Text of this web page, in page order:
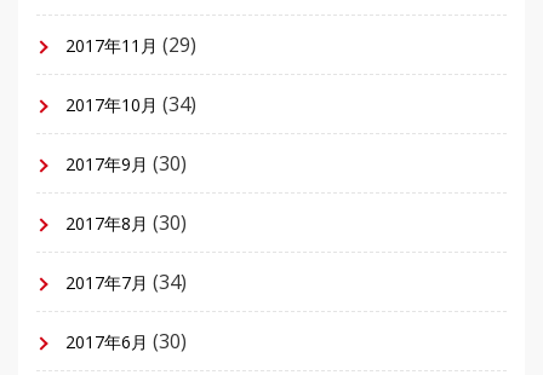
2017年11月 (29)
2017年10月 (34)
2017年9月 (30)
2017年8月 (30)
2017年7月 (34)
2017年6月 (30)